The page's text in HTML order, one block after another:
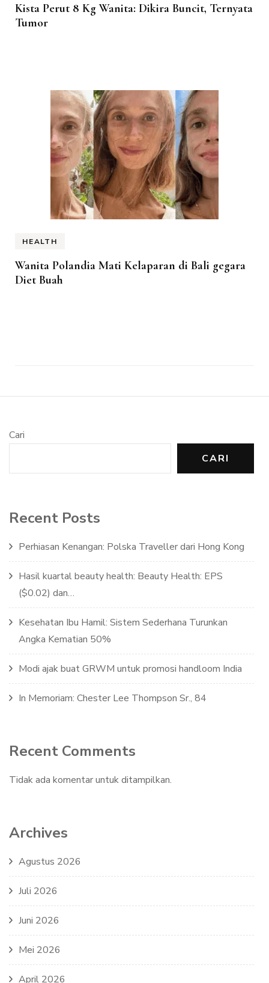
Kista Perut 8 Kg Wanita: Dikira Buncit, Ternyata
Tumor
HEALTH
Wanita Polandia Mati Kelaparan di Bali gegara
Diet Buah
Cari
CARI
Recent Posts
Perhiasan Kenangan: Polska Traveller dari Hong Kong
Hasil kuartal beauty health: Beauty Health: EPS
($0.02) dan…
Kesehatan Ibu Hamil: Sistem Sederhana Turunkan
Angka Kematian 50%
Modi ajak buat GRWM untuk promosi handloom India
In Memoriam: Chester Lee Thompson Sr., 84
Recent Comments
Tidak ada komentar untuk ditampilkan.
Archives
Agustus 2026
Juli 2026
Juni 2026
Mei 2026
April 2026